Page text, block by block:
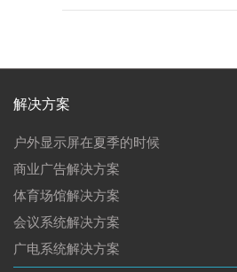
解决方案
户外显示屏在夏季的时候
商业广告解决方案
体育场馆解决方案
会议系统解决方案
广电系统解决方案